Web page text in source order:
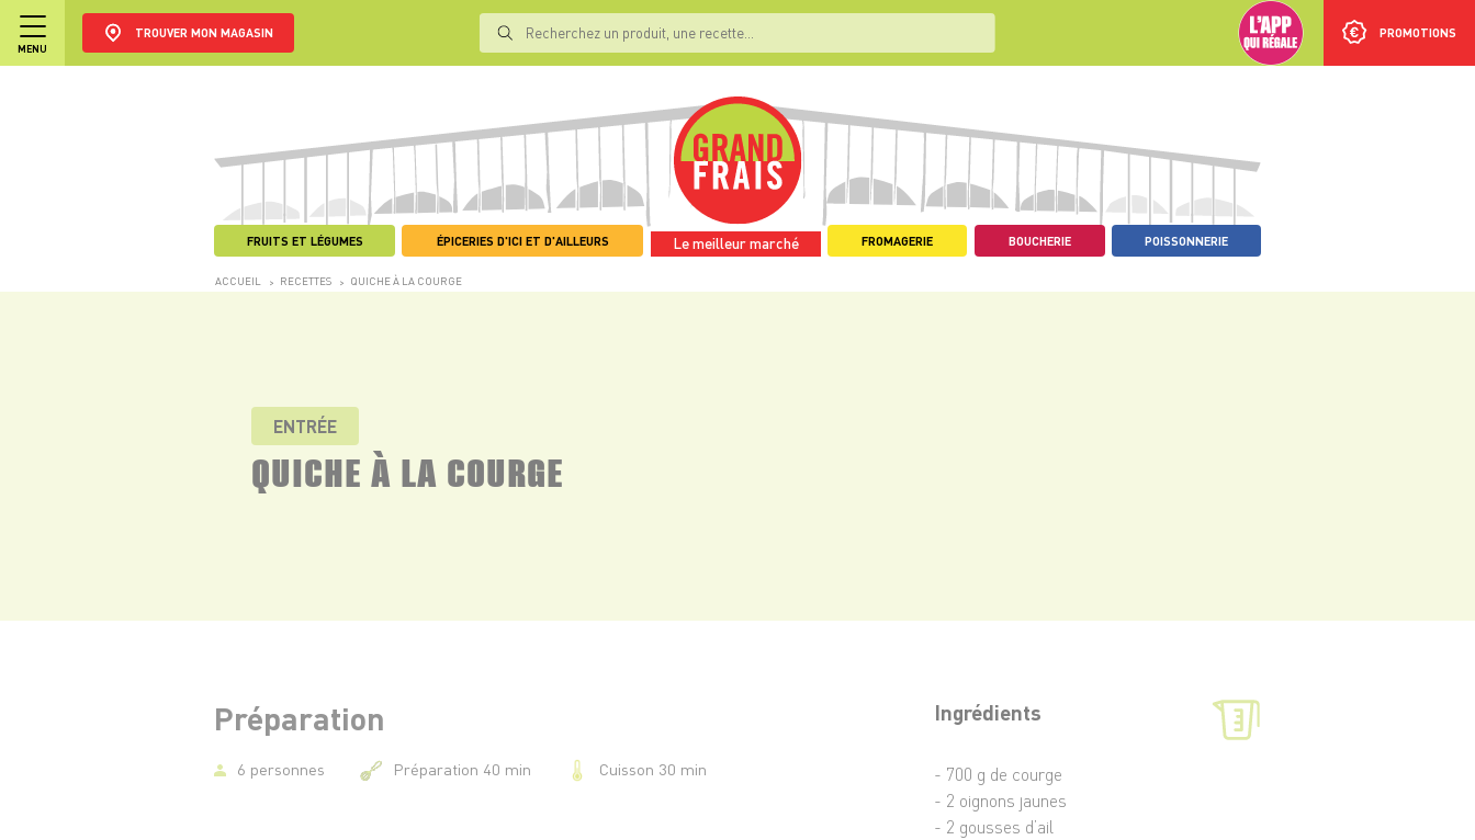
MENU
TROUVER MON MAGASIN PROMOTIONS
FRUITS ET LÉGUMES ÉPICERIES D'ICI ET D'AILLEURS Le meilleur marché FROMAGERIE BOUCHERIE POISSONNERIE
ACCUEIL > RECETTES > QUICHE À LA COURGE
ENTRÉE
QUICHE À LA COURGE
Ingrédients
- 700 g de courge
- 2 oignons jaunes
- 2 gousses d’ail
Préparation
6 personnes Préparation 40 min Cuisson 30 min